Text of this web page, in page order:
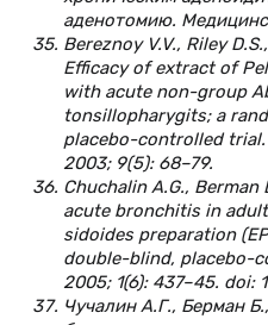
аденотомию.
Bereznoy V.V., Riley
Efficacy of extract of
with acute non-group
tonsillopharygits; a
placebo-controlled
2003; 9(5): 68–79.
Chuchalin A.G., Berman
acute bronchitis in
sidoides preparation
double-blind, placebo-
2005; 1(6): 437–45. doi:
Чучалин А.Г., Берман